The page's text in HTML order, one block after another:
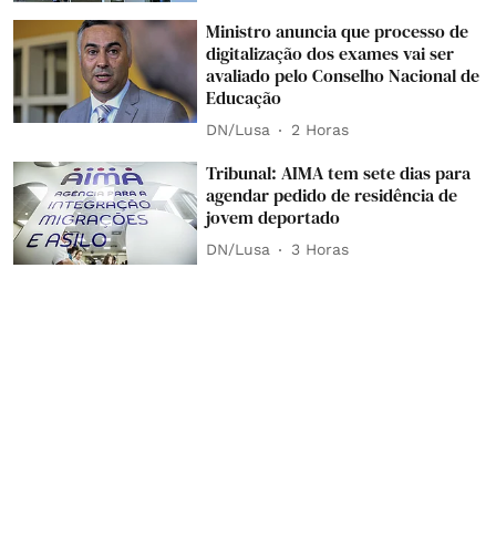
Ministro anuncia que processo de
digitalização dos exames vai ser
avaliado pelo Conselho Nacional de
Educação
DN/Lusa 2 Horas
Tribunal: AIMA tem sete dias para
agendar pedido de residência de
jovem deportado
DN/Lusa 3 Horas